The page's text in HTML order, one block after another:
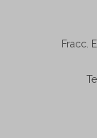
Fracc.